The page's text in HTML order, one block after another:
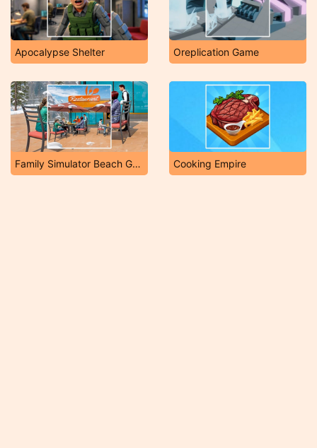
Apocalypse Shelter Oreplication Game
Family Simulator Beach Games Cooking Empire